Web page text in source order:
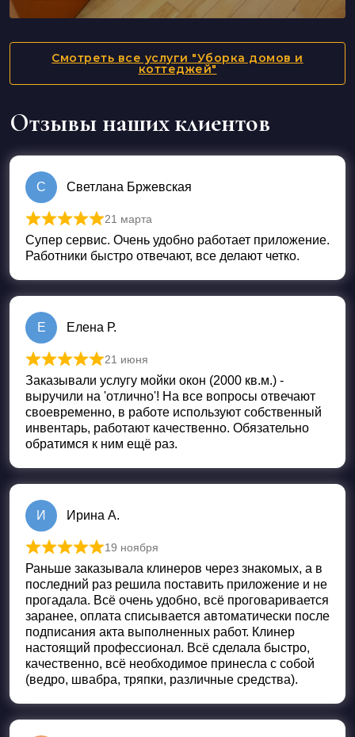
Смотреть все услуги "Уборка домов и
коттеджей"
Отзывы наших клиентов
С Светлана Бржевская
Оценка из 5
21 марта
Супер сервис. Очень удобно работает приложение.
Работники быстро отвечают, все делают четко.
Е Елена Р.
Оценка
21 июня
Заказывали услугу мойки окон (2000 кв.м.) -
выручили на 'отлично'! На все вопросы отвечают
своевременно, в работе используют собственный
инвентарь, работают качественно. Обязательно
обратимся к ним ещё раз.
И Ирина А.
Оценка
19 ноября
Раньше заказывала клинеров через знакомых, а в
последний раз решила поставить приложение и не
прогадала. Всё очень удобно, всё проговаривается
заранее, оплата списывается автоматически после
подписания акта выполненных работ. Клинер
настоящий профессионал. Всё сделала быстро,
качественно, всё необходимое принесла с собой
(ведро, швабра, тряпки, различные средства).